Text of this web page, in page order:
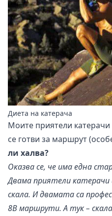
Диета на катерача
Моите приятели катерачи
се готви за маршрут
ли халва?
Оказва се, че има една
Двама приятели
скала. И двамата са
8B маршрути. А тук –